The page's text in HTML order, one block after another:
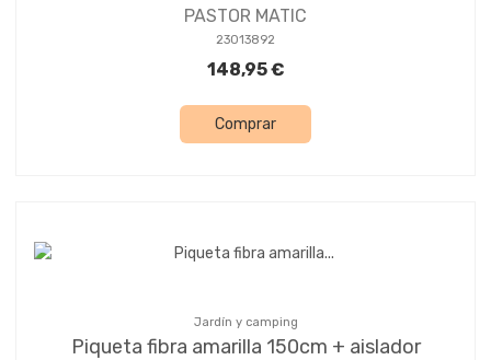
PASTOR MATIC
23013892
148,95 €
Comprar
Jardín y camping
Piqueta fibra amarilla 150cm + aislador